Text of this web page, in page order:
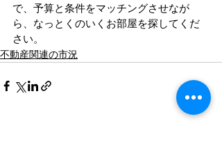
で、予算と条件をマッチングさせなが
ら、なっとくのいくお部屋を探してくだ
さい。
不動産関連の市況